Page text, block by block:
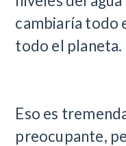
cambiaría todo
todo el planeta.
Eso es
preocupante,